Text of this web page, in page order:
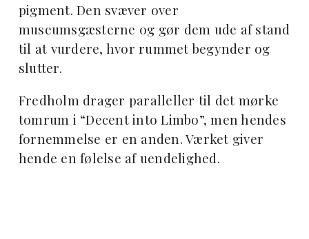
pigment. Den svæver over
museumsgæsterne og gør dem ude af stand
til at vurdere, hvor rummet begynder og
slutter.
Fredholm drager paralleller til det mørke
tomrum i “Decent into Limbo”, men hendes
fornemmelse er en anden. Værket giver
hende en følelse af uendelighed.